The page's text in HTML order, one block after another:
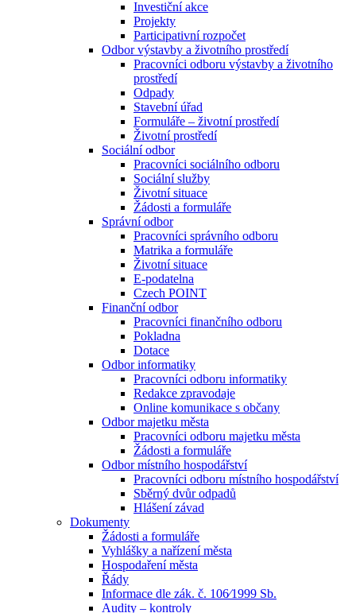
Investiční akce
Projekty
Participativní rozpočet
Odbor výstavby a životního prostředí
Pracovníci odboru výstavby a životního
prostředí
Odpady
Stavební úřad
Formuláře – životní prostředí
Životní prostředí
Sociální odbor
Pracovníci sociálního odboru
Sociální služby
Životní situace
Žádosti a formuláře
Správní odbor
Pracovníci správního odboru
Matrika a formuláře
Životní situace
E-podatelna
Czech POINT
Finanční odbor
Pracovníci finančního odboru
Pokladna
Dotace
Odbor informatiky
Pracovníci odboru informatiky
Redakce zpravodaje
Online komunikace s občany
Odbor majetku města
Pracovníci odboru majetku města
Žádosti a formuláře
Odbor místního hospodářství
Pracovníci odboru místního hospodářství
Sběrný dvůr odpadů
Hlášení závad
Dokumenty
Žádosti a formuláře
Vyhlášky a nařízení města
Hospodaření města
Řády
Informace dle zák. č. 106⁄1999 Sb.
Audity – kontroly